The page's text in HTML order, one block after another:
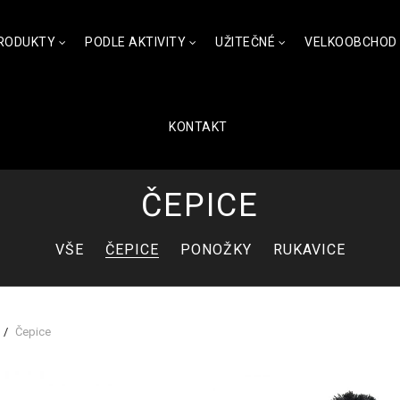
PODLE AKTIVITY UŽITEČNÉ VELKOOBCHOD
KONTAKT
ČEPICE
VŠE ČEPICE PONOŽKY RUKAVICE
Čepice